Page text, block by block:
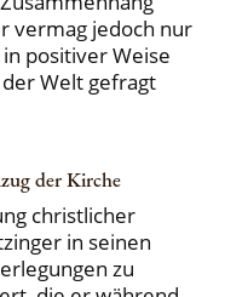
vermag jedoch nur
positiver Weise
Welt gefragt
der Kirche
christlicher
in seinen
zu